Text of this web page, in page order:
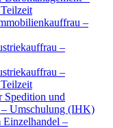
–
–
–
und
Umschulung (IHK)
–